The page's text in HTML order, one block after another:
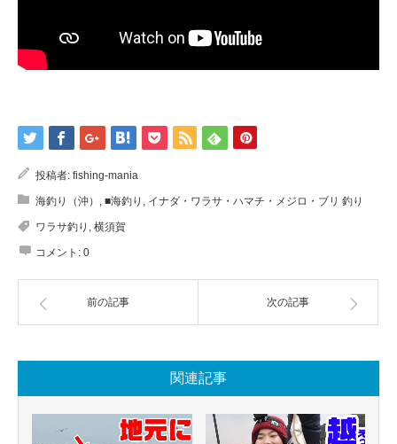
投稿者: fishing-mania
海釣り（沖） , ■海釣り , イナダ・ワラサ・ハマチ・メジロ・ブリ 釣り
ワラサ釣り , 横須賀
コメント: 0
前の記事 次の記事
関連記事